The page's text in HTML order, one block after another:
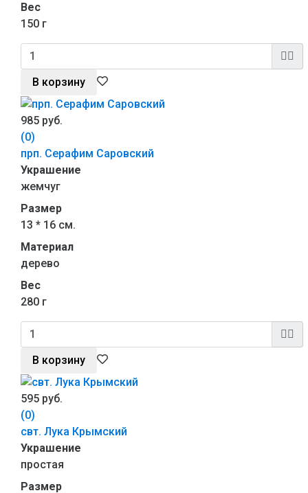
Вес
150 г
В корзину
985 руб.
(0)
прп. Серафим Саровский
Украшение
жемчуг
Размер
13 * 16 см.
Материал
дерево
Вес
280 г
В корзину
595 руб.
(0)
свт. Лука Крымский
Украшение
простая
Размер